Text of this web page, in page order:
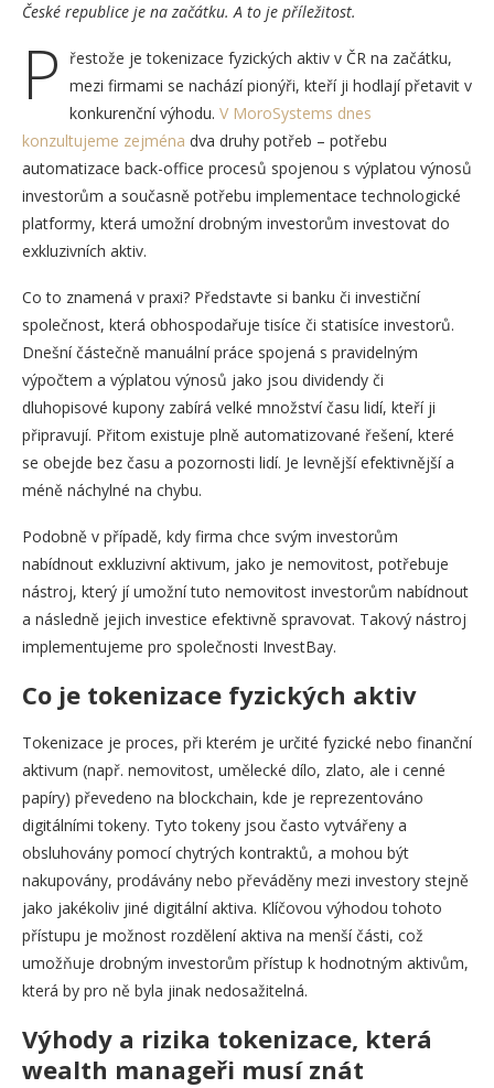
České republice je na začátku. A to je příležitost.
P
řestože je tokenizace fyzických aktiv v ČR na začátku,
mezi firmami se nachází pionýři, kteří ji hodlají přetavit v
konkurenční výhodu. V MoroSystems dnes
konzultujeme zejména dva druhy potřeb – potřebu
automatizace back-office procesů spojenou s výplatou výnosů
investorům a současně potřebu implementace technologické
platformy, která umožní drobným investorům investovat do
exkluzivních aktiv.
Co to znamená v praxi? Představte si banku či investiční
společnost, která obhospodařuje tisíce či statisíce investorů.
Dnešní částečně manuální práce spojená s pravidelným
výpočtem a výplatou výnosů jako jsou dividendy či
dluhopisové kupony zabírá velké množství času lidí, kteří ji
připravují. Přitom existuje plně automatizované řešení, které
se obejde bez času a pozornosti lidí. Je levnější efektivnější a
méně náchylné na chybu.
Podobně v případě, kdy firma chce svým investorům
nabídnout exkluzivní aktivum, jako je nemovitost, potřebuje
nástroj, který jí umožní tuto nemovitost investorům nabídnout
a následně jejich investice efektivně spravovat. Takový nástroj
implementujeme pro společnosti InvestBay.
Co je tokenizace fyzických aktiv
Tokenizace je proces, při kterém je určité fyzické nebo finanční
aktivum (např. nemovitost, umělecké dílo, zlato, ale i cenné
papíry) převedeno na blockchain, kde je reprezentováno
digitálními tokeny. Tyto tokeny jsou často vytvářeny a
obsluhovány pomocí chytrých kontraktů, a mohou být
nakupovány, prodávány nebo převáděny mezi investory stejně
jako jakékoliv jiné digitální aktiva. Klíčovou výhodou tohoto
přístupu je možnost rozdělení aktiva na menší části, což
umožňuje drobným investorům přístup k hodnotným aktivům,
která by pro ně byla jinak nedosažitelná.
Výhody a rizika tokenizace, která
wealth manageři musí znát